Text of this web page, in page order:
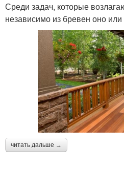
Среди задач, которые
независимо из бревен оно или
читать дальше →